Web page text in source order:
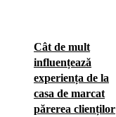
Cât de mult
influențează
experiența de la
casa de marcat
părerea clienților